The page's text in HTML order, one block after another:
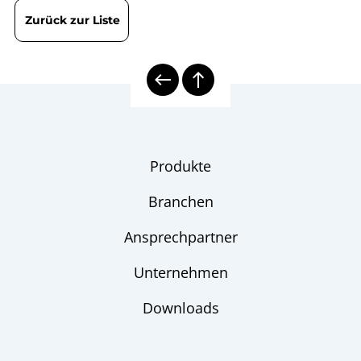
Übersicht
elektrische Thermometer
Zurück zur Liste
Produkte
Branchen
Ansprechpartner
Unternehmen
Downloads